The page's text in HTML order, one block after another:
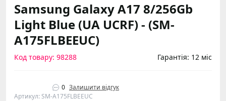
Samsung Galaxy A17 8/256Gb
Light Blue (UA UCRF) - (SM-
A175FLBEEUC)
Код товару: 98288 Гарантія: 12 міс
0 Залишити відгук
Артикул: SM-A175FLBEEUC